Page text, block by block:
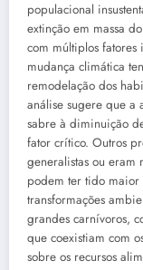
populacional
extinção em massa
com múltiplos fatores
mudança climática
remodelação dos
análise sugere que a
sabre à diminuição
fator crítico. Outros
generalistas ou eram
podem ter tido maior
transformações
grandes carnívoros,
que coexistiam com
sobre os recursos